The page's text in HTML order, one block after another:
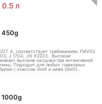
л
450g
4, соответствует требованиям: FMVSS
J 1704, JIS K2233. Высокая
высокие нагрузки при интенсивной
Подходит для любых тормозных
с классом dot4 и ниже (dot3)...
1000g